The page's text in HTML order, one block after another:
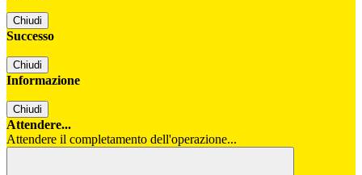
Chiudi
Successo
Chiudi
Informazione
Chiudi
Attendere...
Attendere il completamento dell'operazione...